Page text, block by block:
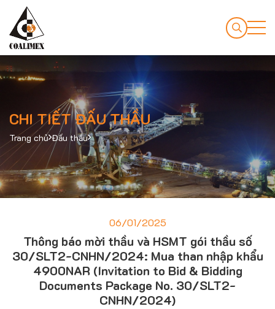
CHI TIẾT ĐẤU THẦU
Trang chủ Đấu thầu
06/01/2025
Thông báo mời thầu và HSMT gói thầu số
30/SLT2-CNHN/2024: Mua than nhập khẩu
4900NAR (Invitation to Bid & Bidding
Documents Package No. 30/SLT2-
CNHN/2024)